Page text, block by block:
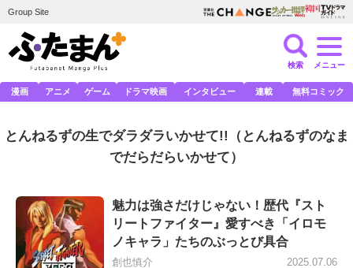
Group Site
検索 メニュー
漫画 アニメ ゲーム ドラマ映画 インタビュー 連載 無料コミック
とんねるずの生でダラダラいかせて!! （とんねるずのなま
でだらだらいかせて）
魅力は強さだけじゃない！歴代『スト
リートファイター』愛すべき「イロモ
ノキャラ」たちのぶっとび具合
創也慎介
2025.07.06